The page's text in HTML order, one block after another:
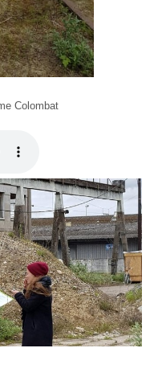
Colombat